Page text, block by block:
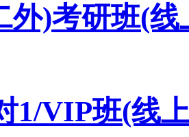
外)考研班(线
1/VIP班(线